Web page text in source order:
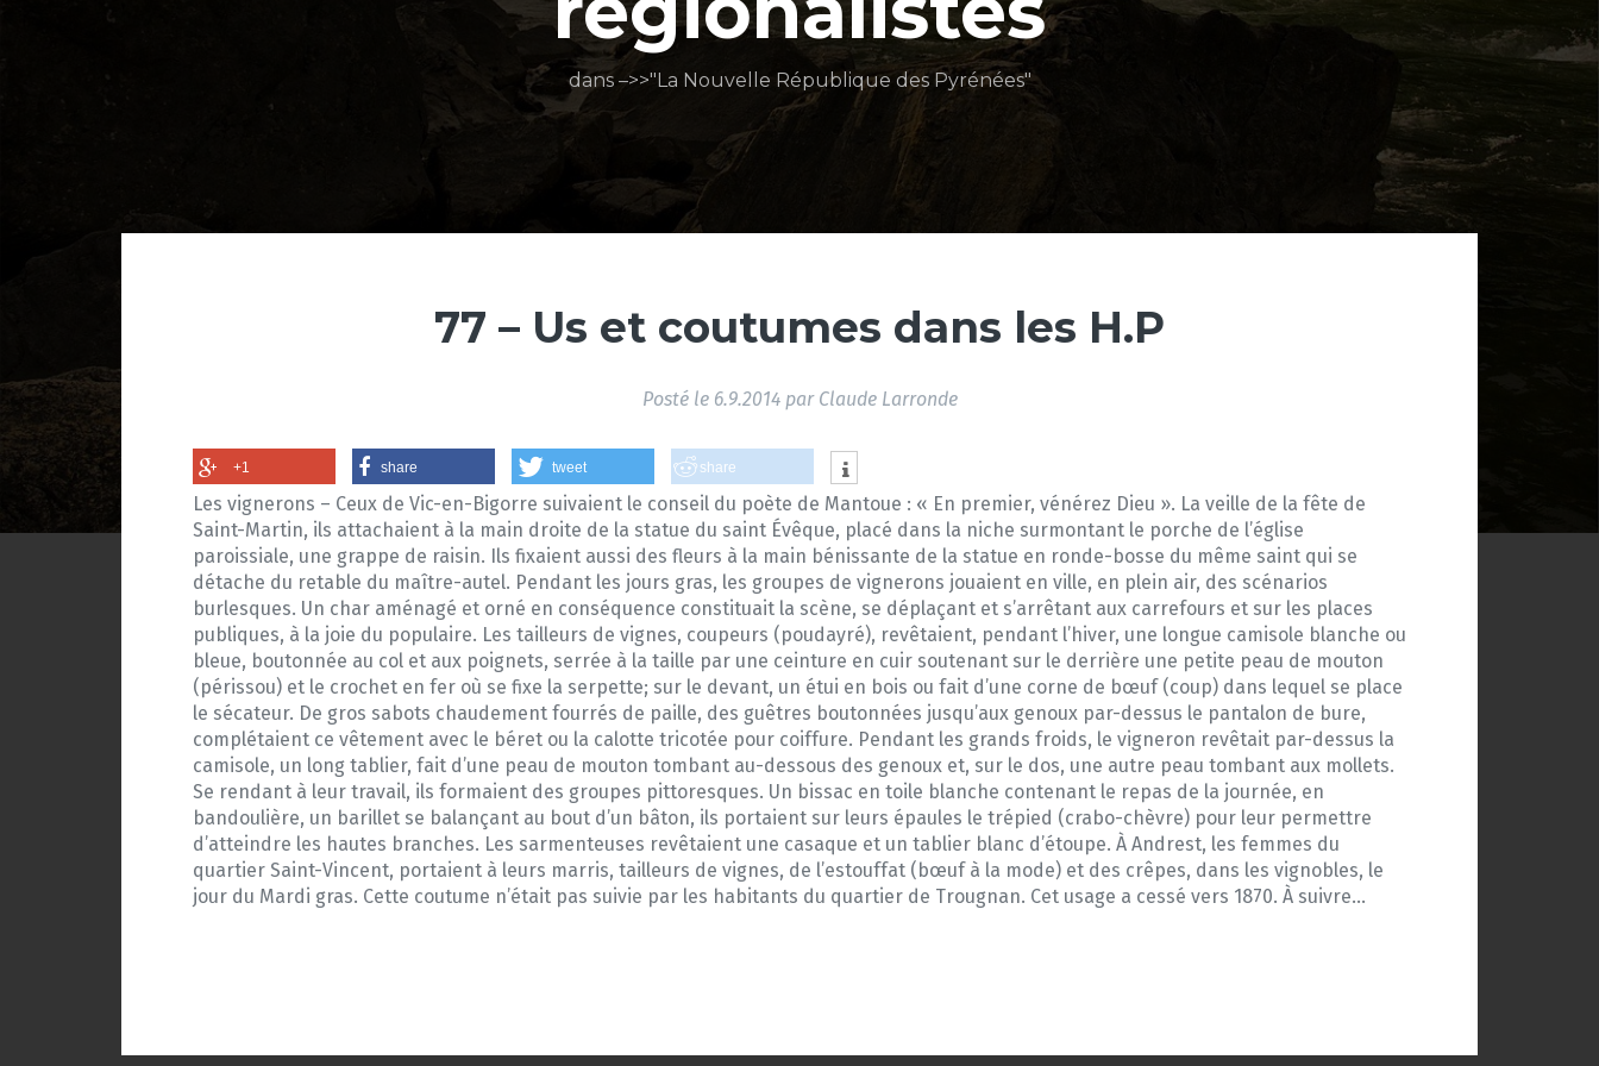
dans –>>"La Nouvelle République des Pyrénées"
77 – Us et coutumes dans les H.P
Posté le 6.9.2014par Claude Larronde
+1 share tweet share
Les vignerons – Ceux de Vic-en-Bigorre suivaient le conseil du poète de Mantoue : « En premier, vénérez Dieu ». La veille de la fête de
Saint-Martin, ils attachaient à la main droite de la statue du saint Évêque, placé dans la niche surmontant le porche de l’église
paroissiale, une grappe de raisin. Ils fixaient aussi des fleurs à la main bénissante de la statue en ronde-bosse du même saint qui se
détache du retable du maître-autel. Pendant les jours gras, les groupes de vignerons jouaient en ville, en plein air, des scénarios
burlesques. Un char aménagé et orné en conséquence constituait la scène, se déplaçant et s’arrêtant aux carrefours et sur les places
publiques, à la joie du populaire. Les tailleurs de vignes, coupeurs (poudayré), revêtaient, pendant l’hiver, une longue camisole blanche ou
bleue, boutonnée au col et aux poignets, serrée à la taille par une ceinture en cuir soutenant sur le derrière une petite peau de mouton
(périssou) et le crochet en fer où se fixe la serpette; sur le devant, un étui en bois ou fait d’une corne de bœuf (coup) dans lequel se place
le sécateur. De gros sabots chaudement fourrés de paille, des guêtres boutonnées jusqu’aux genoux par-dessus le pantalon de bure,
complétaient ce vêtement avec le béret ou la calotte tricotée pour coiffure. Pendant les grands froids, le vigneron revêtait par-dessus la
camisole, un long tablier, fait d’une peau de mouton tombant au-dessous des genoux et, sur le dos, une autre peau tombant aux mollets.
Se rendant à leur travail, ils formaient des groupes pittoresques. Un bissac en toile blanche contenant le repas de la journée, en
bandoulière, un barillet se balançant au bout d’un bâton, ils portaient sur leurs épaules le trépied (crabo-chèvre) pour leur permettre
d’atteindre les hautes branches. Les sarmenteuses revêtaient une casaque et un tablier blanc d’étoupe. À Andrest, les femmes du
quartier Saint-Vincent, portaient à leurs marris, tailleurs de vignes, de l’estouffat (bœuf à la mode) et des crêpes, dans les vignobles, le
jour du Mardi gras. Cette coutume n’était pas suivie par les habitants du quartier de Trougnan. Cet usage a cessé vers 1870. À suivre…